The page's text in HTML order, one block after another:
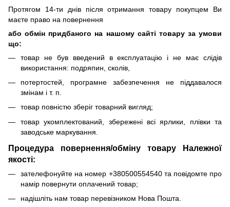
Протягом 14-ти днів після отримання товару покупцем Ви
маєте право на повернення
або обмін придбаного на нашому сайті товару за умови
що:
товар не був введений в експлуатацію і не має слідів
використання: подряпин, сколів,
потертостей, програмне забезпечення не піддавалося
змінам і т. п.
товар повністю зберіг товарний вигляд;
товар укомплектований, збережені всі ярлики, плівки та
заводське маркування.
Процедура повернення/обміну товару Належної
якості:
зателефонуйте на номер +380500554540 та повідомте про
намір повернути оплачений товар;
надішліть нам товар перевізником Нова Пошта.